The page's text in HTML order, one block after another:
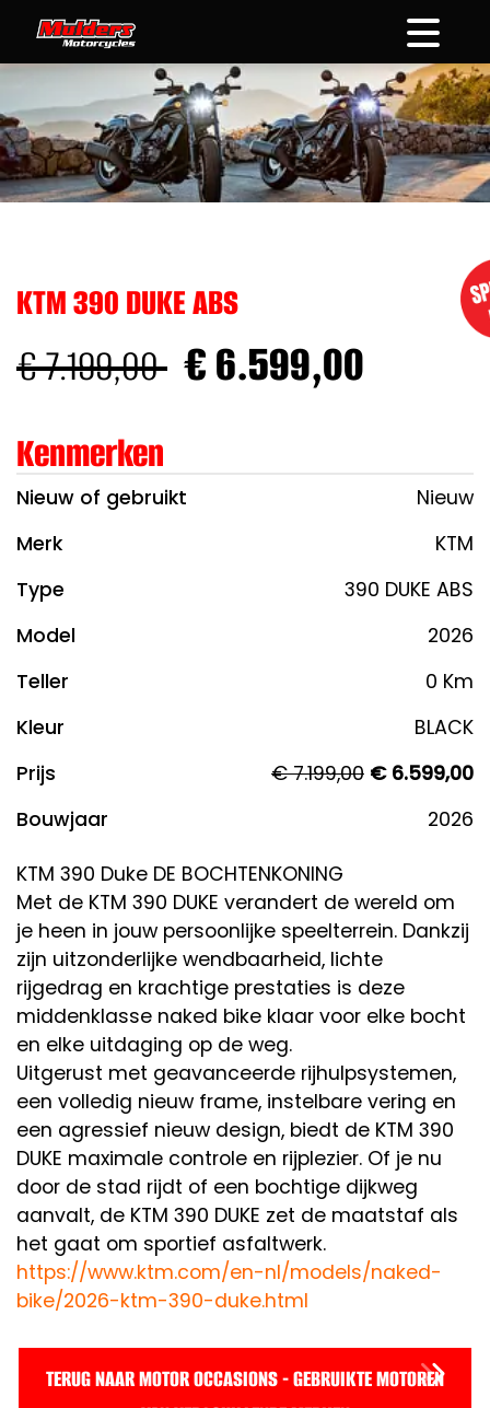
overslaan
KTM 390 DUKE ABS
€ 7.199,00 € 6.599,00
Kenmerken
Nieuw of gebruikt
Nieuw
Merk
KTM
Type
390 DUKE ABS
Model
2026
Teller
0 Km
Kleur
BLACK
Prijs
€ 7.199,00 € 6.599,00
Bouwjaar
2026
KTM 390 Duke DE BOCHTENKONING
Met de KTM 390 DUKE verandert de wereld om
je heen in jouw persoonlijke speelterrein. Dankzij
zijn uitzonderlijke wendbaarheid, lichte
rijgedrag en krachtige prestaties is deze
middenklasse naked bike klaar voor elke bocht
en elke uitdaging op de weg.
Uitgerust met geavanceerde rijhulpsystemen,
een volledig nieuw frame, instelbare vering en
een agressief nieuw design, biedt de KTM 390
DUKE maximale controle en rijplezier. Of je nu
door de stad rijdt of een bochtige dijkweg
aanvalt, de KTM 390 DUKE zet de maatstaf als
het gaat om sportief asfaltwerk.
https://www.ktm.com/en-nl/models/naked-
bike/2026-ktm-390-duke.html
TERUG NAAR MOTOR OCCASIONS - GEBRUIKTE MOTOREN